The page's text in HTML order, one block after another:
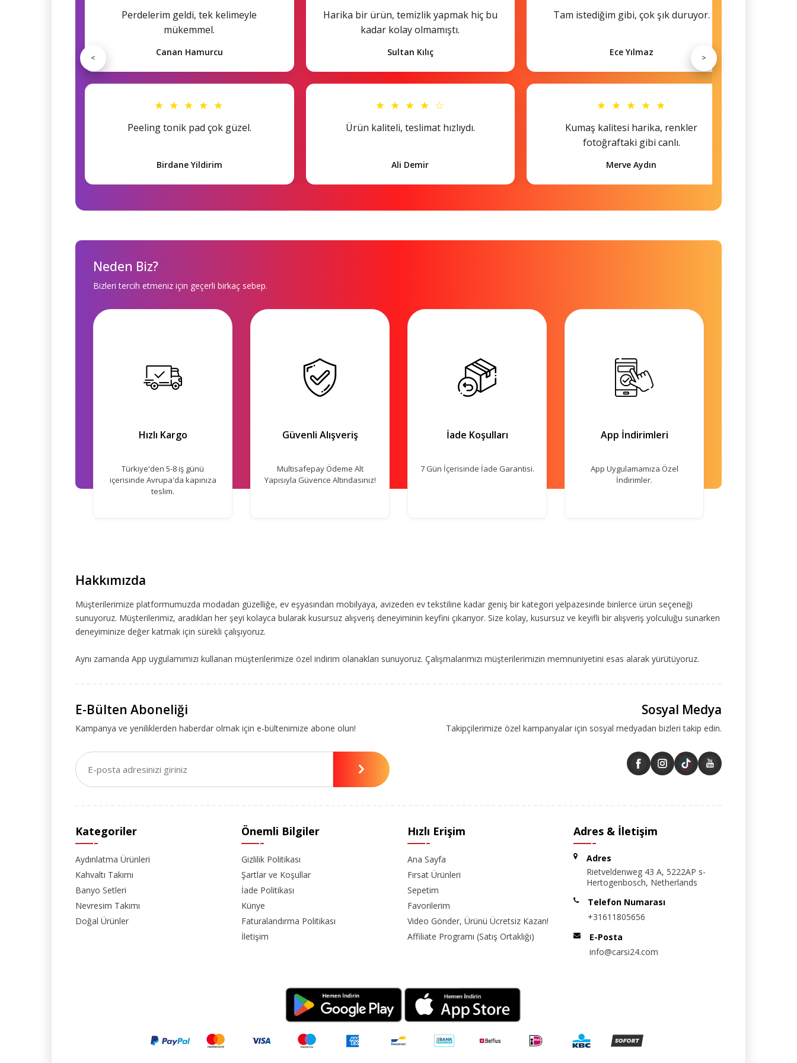
Perdelerim geldi, tek kelimeyle
mükemmel.
Canan Hamurcu
★ ★ ★ ★ ★
Peeling tonik pad çok güzel.
Birdane Yildirim
Harika bir ürün, temizlik yapmak hiç bu
kadar kolay olmamıştı.
Sultan Kılıç
★ ★ ★ ★ ☆
Ürün kaliteli, teslimat hızlıydı.
Ali Demir
Tam istediğim gibi, çok şık duruyor.
Ece Yılmaz
★ ★ ★ ★ ★
Kumaş kalitesi harika, renkler
fotoğraftaki gibi canlı.
Merve Aydın
< >
Neden Biz?
Bizleri tercih etmeniz için geçerli birkaç sebep.
Hızlı Kargo
Türkiye'den 5-8 iş günü
içerisinde Avrupa'da kapınıza
teslim.
Güvenli Alışveriş
Multisafepay Ödeme Alt
Yapısıyla Güvence Altındasınız!
İade Koşulları
7 Gün İçerisinde İade Garantisi.
App İndirimleri
App Uygulamamıza Özel
İndirimler.
Hakkımızda
Müşterilerimize platformumuzda modadan güzelliğe, ev eşyasından mobilyaya, avizeden ev tekstiline kadar geniş bir kategori yelpazesinde binlerce ürün seçeneği
sunuyoruz. Müşterilerimiz, aradıkları her şeyi kolayca bularak kusursuz alışveriş deneyiminin keyfini çıkarıyor. Size kolay, kusursuz ve keyifli bir alışveriş yolculuğu sunarken
deneyiminize değer katmak için sürekli çalışıyoruz.
Aynı zamanda App uygulamımızı kullanan müşterilerimize özel indirim olanakları sunuyoruz. Çalışmalarımızı müşterilerimizin memnuniyetini esas alarak yürütüyoruz.
E-Bülten Aboneliği
Kampanya ve yeniliklerden haberdar olmak için e-bültenimize abone olun!
Sosyal Medya
Takipçilerimize özel kampanyalar için sosyal medyadan bizleri takip edin.
Kategoriler
Aydınlatma Ürünleri
Kahvaltı Takımı
Banyo Setleri
Nevresim Takımı
Doğal Ürünler
Önemli Bilgiler
Gizlilik Politikası
Şartlar ve Koşullar
İade Politikası
Künye
Faturalandırma Politikası
İletişim
Hızlı Erişim
Ana Sayfa
Fırsat Ürünleri
Sepetim
Favorilerim
Video Gönder, Ürünü Ücretsiz Kazan!
Affiliate Programı (Satış Ortaklığı)
Adres & İletişim
Adres
Rietveldenweg 43 A, 5222AP s-
Hertogenbosch, Netherlands
Telefon Numarası
+31611805656
E-Posta
info@carsi24.com